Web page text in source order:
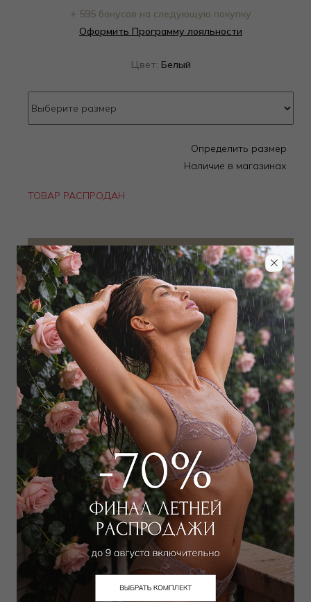
Дополнить образ
+ 595 бонусов на следующую покупку
Оформить Программу лояльности
Цвет: Белый
Определить размер
Наличие в магазинах
ТОВАР РАСПРОДАН
Добавить в избранное
Забронировать в магазине